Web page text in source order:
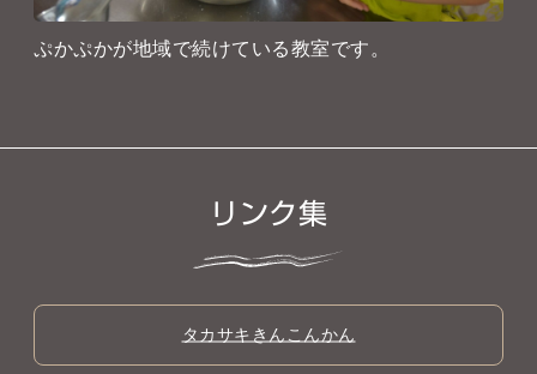
ぷかぷかが地域で続けている教室です。
リンク集
タカサキきんこんかん